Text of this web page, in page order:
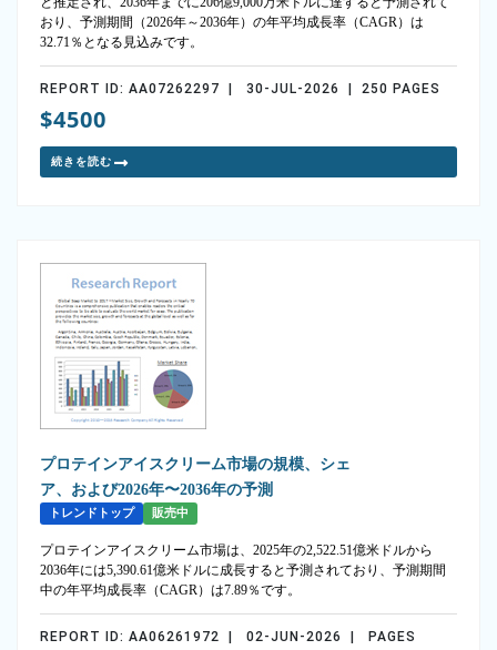
おり、予測期間（2026年～2036年）の年平均成長率（CAGR）は
32.71％となる見込みです。
REPORT ID: AA07262297 | 30-JUL-2026 | 250 PAGES
$4500
続きを読む
プロテインアイスクリーム市場の規模、シェ
ア、および2026年〜2036年の予測
トレンドトップ 販売中
プロテインアイスクリーム市場は、2025年の2,522.51億米ドルから
2036年には5,390.61億米ドルに成長すると予測されており、予測期間
中の年平均成長率（CAGR）は7.89％です。
REPORT ID: AA06261972 | 02-JUN-2026 | PAGES